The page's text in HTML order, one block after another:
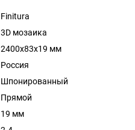
Finitura
3D мозаика
2400х83х19 мм
Россия
Шпонированный
Прямой
19 мм